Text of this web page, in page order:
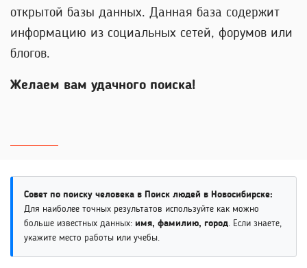
открытой базы данных. Данная база содержит
информацию из социальных сетей, форумов или
блогов.
Желаем вам удачного поиска!
Совет по поиску человека в Поиск людей в Новосибирске:
Для наиболее точных результатов используйте как можно
больше известных данных: имя, фамилию, город. Если знаете,
укажите место работы или учебы.